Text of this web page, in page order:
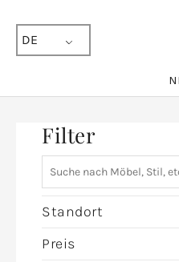
DE
Filter
Standort
Preis